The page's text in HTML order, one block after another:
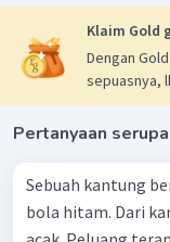
Klaim Gold
Dengan
sepuasnya,
Pertanyaan serupa
Sebuah kantung
bola hitam. Dari